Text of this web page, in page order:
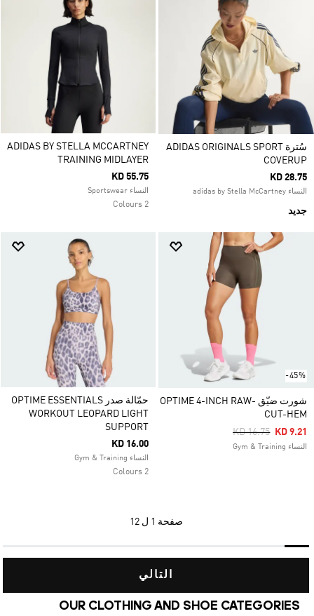
سُترة ADIDAS ORIGINALS SPORT
COVERUP
KD 28.75
النساء adidas by Stella McCartney
جديد
ADIDAS BY STELLA MCCARTNEY
TRAINING MIDLAYER
KD 55.75
النساء Sportswear
2 Colours
-45%
شورت ضيّق OPTIME 4-INCH RAW-
CUT-HEM
Price Reduced
KD 16.75ToKD 9.21
النساء Gym & Training
حمّالة صدر OPTIME ESSENTIALS
WORKOUT LEOPARD LIGHT
SUPPORT
KD 16.00
النساء Gym & Training
2 Colours
صفحة 1 ل 12
التالي
OUR CLOTHING AND SHOE CATEGORIES